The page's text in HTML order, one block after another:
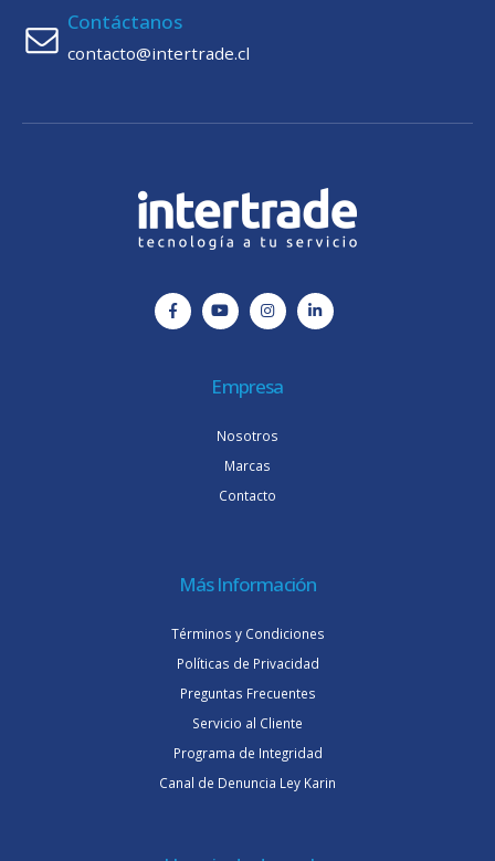
Contáctanos
contacto@intertrade.cl
Empresa
Nosotros
Marcas
Contacto
Más Información
Términos y Condiciones
Políticas de Privacidad
Preguntas Frecuentes
Servicio al Cliente
Programa de Integridad
Canal de Denuncia Ley Karin